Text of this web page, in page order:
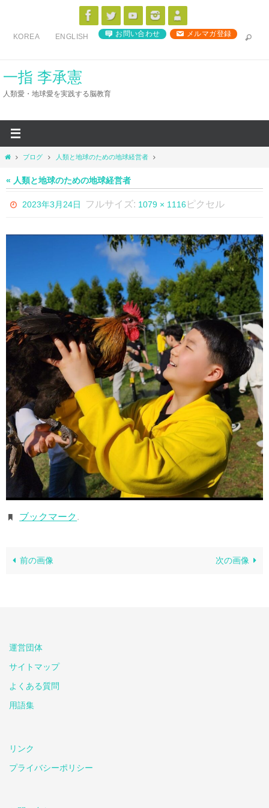
ス
KOREA ENGLISH お問い合わせ メルマガ登録
一指 李承憲
人類愛・地球愛を実践する脳教育
ホ
ム
ブログ 人類と地球のための地球経営者
« 人類と地球のための地球経営者
2023年3月24日 フルサイズ: 1079 × 1116 ピクセル
ブックマーク .
前の画像 次の画像
運営団体
サイトマップ
よくある質問
用語集
リンク
プライバシーポリシー